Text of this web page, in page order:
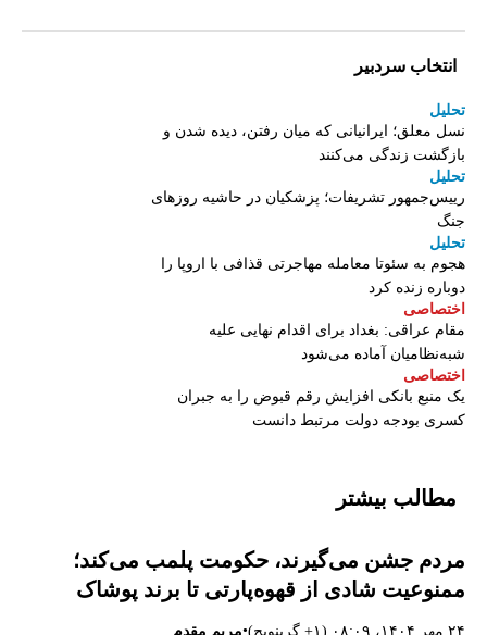
انتخاب سردبیر
تحلیل
نسل معلق؛ ایرانیانی که میان رفتن، دیده شدن و
بازگشت زندگی می‌کنند
تحلیل
رییس‌جمهور تشریفات؛ پزشکیان در حاشیه روزهای
جنگ
تحلیل
هجوم به سئوتا معامله مهاجرتی قذافی با اروپا را
دوباره زنده کرد
اختصاصی
مقام عراقی: بغداد برای اقدام نهایی علیه
شبه‌نظامیان آماده می‌شود
اختصاصی
یک منبع بانکی افزایش رقم قبوض را به جبران
کسری بودجه دولت مرتبط دانست
مطالب بیشتر
مردم جشن می‌گیرند، حکومت پلمب می‌کند؛
ممنوعیت شادی از قهوه‌پارتی تا برند پوشاک
۲۴ مهر ۱۴۰۴، ۰۸:۰۹ (‎+۱ گرینویچ) •مریم مقدم